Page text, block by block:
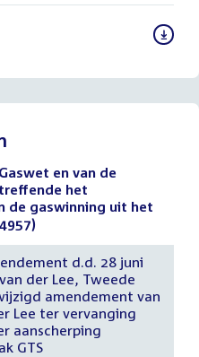
en van de
het
de gaswinning uit het
d.d. 28 juni
der Lee, Tweede
amendement van
Lee ter vervanging
aanscherping
GTS